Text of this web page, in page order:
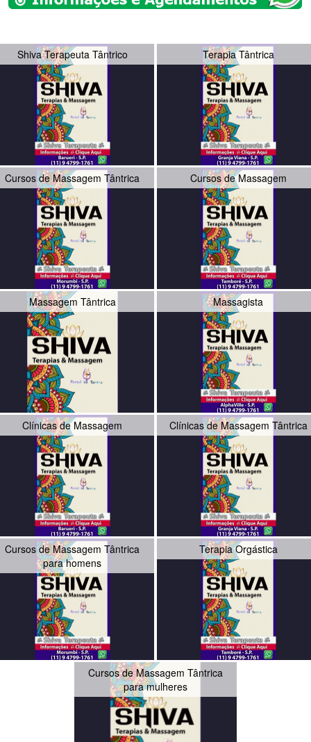
Shiva Terapeuta Tântrico Terapia Tântrica
Cursos de Massagem Tântrica Cursos de Massagem
Massagem Tântrica Massagista
Clínicas de Massagem Clínicas de Massagem Tântrica
Cursos de Massagem Tântrica
para homens
Terapia Orgástica
Cursos de Massagem Tântrica
para mulheres